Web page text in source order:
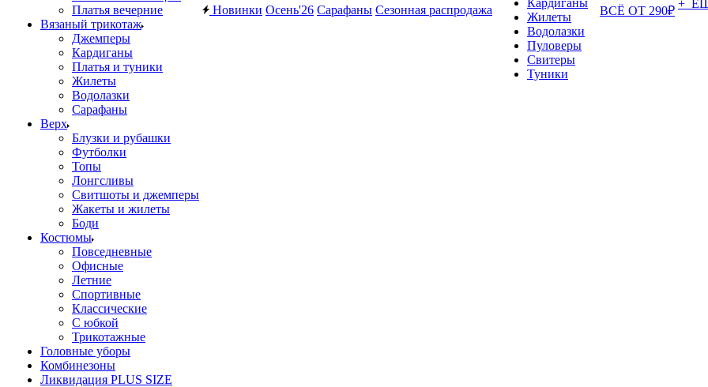
Платья вечерние
Вязаный трикотаж
Джемперы
Кардиганы
Платья и туники
Жилеты
Водолазки
Сарафаны
Верх
Блузки и рубашки
Футболки
Топы
Лонгсливы
Свитшоты и джемперы
Жакеты и жилеты
Боди
Костюмы
Повседневные
Офисные
Летние
Спортивные
Классические
С юбкой
Трикотажные
Головные уборы
Комбинезоны
Ликвидация PLUS SIZE
Новинки Осень'26 Сарафаны Сезонная распродажа
Кардиганы
Жилеты
Водолазки
Пуловеры
Свитеры
Туники
ВСЁ ОТ 290₽
+